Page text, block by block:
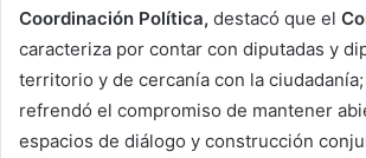
Coordinación Política, destacó que el
caracteriza por contar con diputadas y
territorio y de cercanía con la ciudadanía;
refrendó el compromiso de mantener
espacios de diálogo y construcción